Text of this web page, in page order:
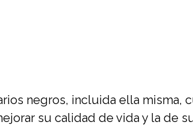
negros, incluida ella misma,
su calidad de vida y la de